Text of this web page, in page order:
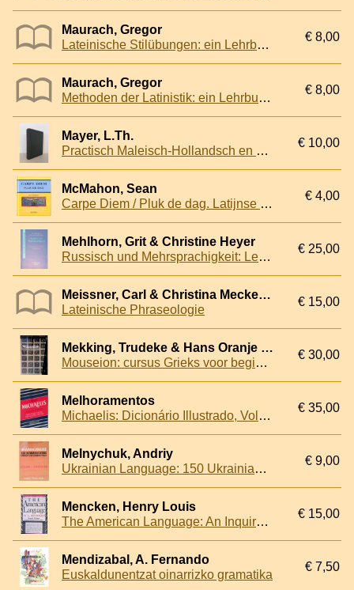
Maurach, Gregor
Lateinische Stilübungen: ein Lehrbuch zum Selbstunterricht
€ 8,00
Maurach, Gregor
Methoden der Latinistik: ein Lehrbuch zum Selbstunterricht
€ 8,00
Mayer, L.Th.
Practisch Maleisch-Hollandsch en Hollandsch-Maleisch handwoordenboek benevens kort begrip der Maleische woordvorming en spraakleer
€ 10,00
McMahon, Sean
Carpe Diem / Pluk de dag. Latijnse uitdrukkingen voorzien van een Nederlandse vertaling
€ 4,00
Mehlhorn, Grit & Christine Heyer
Russisch und Mehrsprachigkeit: Lehren und Lernen von Russisch an deutschen Schulen in einem vereinten Europa
€ 25,00
Meissner, Carl & Christina Meckelnborg
Lateinische Phraseologie
€ 15,00
Mekking, Trudeke & Hans Oranje & Johannes Oranje
Mouseion: cursus Grieks voor beginners
€ 30,00
Melhoramentos
Michaelis: Dicionário Illustrado, Volume II, Portugues-Ingles = Illustrated Dictionary, Volume II, Portuguese-English
€ 35,00
Melnychuk, Andriy
Ukrainian Language: 150 Ukrainian Verbs Conjugated in Common Tenses
€ 9,00
Mencken, Henry Louis
The American Language: An Inquiry Into the Development of English in the United States
€ 15,00
Mendizabal, A. Fernando
Euskaldunentzat oinarrizko gramatika
€ 7,50